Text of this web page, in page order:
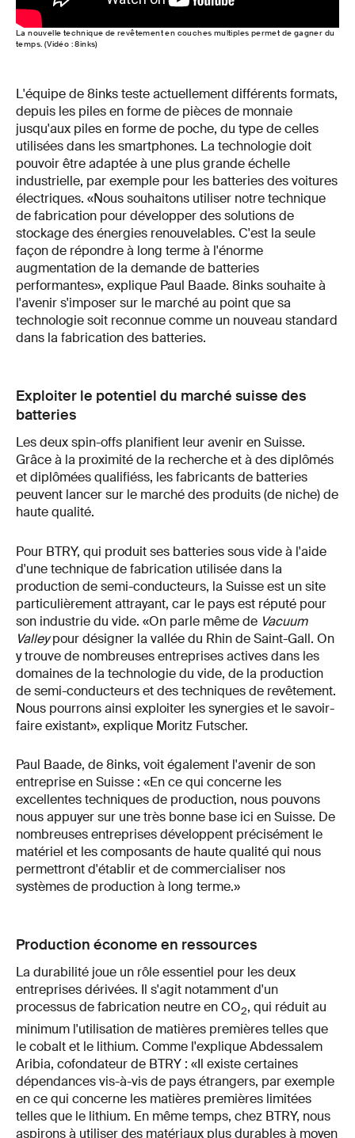
La nouvelle technique de revêtement en couches multiples permet de gagner du
temps. (Vidéo : 8inks)
L'équipe de 8inks teste actuellement différents formats,
depuis les piles en forme de pièces de monnaie
jusqu'aux piles en forme de poche, du type de celles
utilisées dans les smartphones. La technologie doit
pouvoir être adaptée à une plus grande échelle
industrielle, par exemple pour les batteries des voitures
électriques. «Nous souhaitons utiliser notre technique
de fabrication pour développer des solutions de
stockage des énergies renouvelables. C'est la seule
façon de répondre à long terme à l'énorme
augmentation de la demande de batteries
performantes», explique Paul Baade. 8inks souhaite à
l'avenir s'imposer sur le marché au point que sa
technologie soit reconnue comme un nouveau standard
dans la fabrication des batteries.
Exploiter le potentiel du marché suisse des
batteries
Les deux spin-offs planifient leur avenir en Suisse.
Grâce à la proximité de la recherche et à des diplômés
et diplômées qualifiéss, les fabricants de batteries
peuvent lancer sur le marché des produits (de niche) de
haute qualité.
Pour BTRY, qui produit ses batteries sous vide à l'aide
d'une technique de fabrication utilisée dans la
production de semi-conducteurs, la Suisse est un site
particulièrement attrayant, car le pays est réputé pour
son industrie du vide. «On parle même de Vacuum
Valleypour désigner la vallée du Rhin de Saint-Gall. On
y trouve de nombreuses entreprises actives dans les
domaines de la technologie du vide, de la production
de semi-conducteurs et des techniques de revêtement.
Nous pourrons ainsi exploiter les synergies et le savoir-
faire existant», explique Moritz Futscher.
Paul Baade, de 8inks, voit également l'avenir de son
entreprise en Suisse : «En ce qui concerne les
excellentes techniques de production, nous pouvons
nous appuyer sur une très bonne base ici en Suisse. De
nombreuses entreprises développent précisément le
matériel et les composants de haute qualité qui nous
permettront d'établir et de commercialiser nos
systèmes de production à long terme.»
Production économe en ressources
La durabilité joue un rôle essentiel pour les deux
entreprises dérivées. Il s'agit notamment d'un
processus de fabrication neutre en CO2, qui réduit au
minimum l'utilisation de matières premières telles que
le cobalt et le lithium. Comme l'explique Abdessalem
Aribia, cofondateur de BTRY : «Il existe certaines
dépendances vis-à-vis de pays étrangers, par exemple
en ce qui concerne les matières premières limitées
telles que le lithium. En même temps, chez BTRY, nous
aspirons à utiliser des matériaux plus durables à moyen